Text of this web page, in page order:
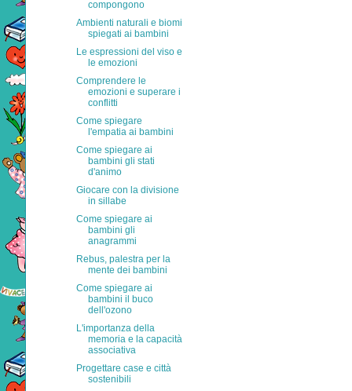
compongono
Ambienti naturali e biomi
spiegati ai bambini
Le espressioni del viso e
le emozioni
Comprendere le
emozioni e superare i
conflitti
Come spiegare
l'empatia ai bambini
Come spiegare ai
bambini gli stati
d'animo
Giocare con la divisione
in sillabe
Come spiegare ai
bambini gli
anagrammi
Rebus, palestra per la
mente dei bambini
Come spiegare ai
bambini il buco
dell'ozono
L'importanza della
memoria e la capacità
associativa
Progettare case e città
sostenibili